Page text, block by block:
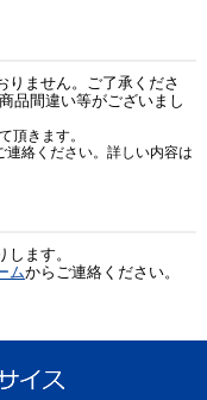
りません。ご了承くださ
品間違い等がございまし
頂きます。
絡ください。詳しい内容は
ます。
ムからご連絡ください。